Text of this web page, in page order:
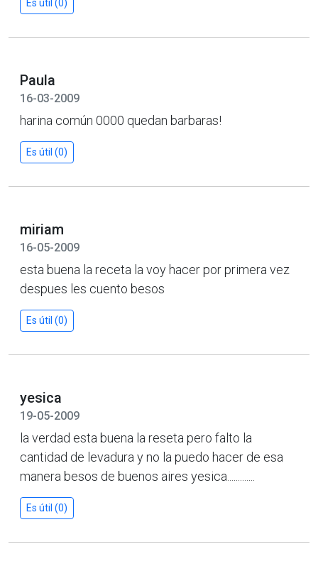
Es útil (0)
Paula
16-03-2009
harina común 0000 quedan barbaras!
Es útil (0)
miriam
16-05-2009
esta buena la receta la voy hacer por primera vez
despues les cuento besos
Es útil (0)
yesica
19-05-2009
la verdad esta buena la reseta pero falto la
cantidad de levadura y no la puedo hacer de esa
manera besos de buenos aires yesica.............
Es útil (0)